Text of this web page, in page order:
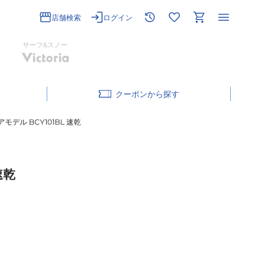
店舗検索 ログイン
サーフ&スノー
クーポン
モデル BCY101BL 速乾
乾